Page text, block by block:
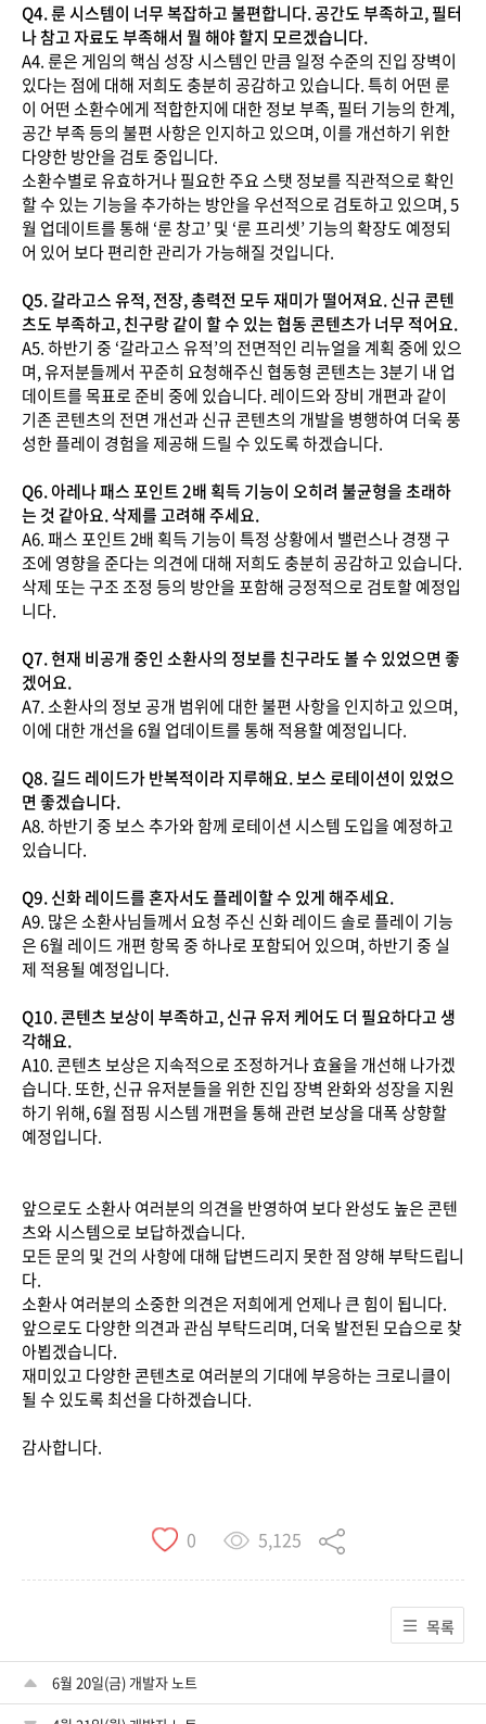
Q4. 룬 시스템이 너무 복잡하고 불편합니다. 공간도 부족하고, 필터
나 참고 자료도 부족해서 뭘 해야 할지 모르겠습니다.
A4. 룬은 게임의 핵심 성장 시스템인 만큼 일정 수준의 진입 장벽이
있다는 점에 대해 저희도 충분히 공감하고 있습니다. 특히 어떤 룬
이 어떤 소환수에게 적합한지에 대한 정보 부족, 필터 기능의 한계,
공간 부족 등의 불편 사항은 인지하고 있으며, 이를 개선하기 위한
다양한 방안을 검토 중입니다.
소환수별로 유효하거나 필요한 주요 스탯 정보를 직관적으로 확인
할 수 있는 기능을 추가하는 방안을 우선적으로 검토하고 있으며, 5
월 업데이트를 통해 ‘룬 창고’ 및 ‘룬 프리셋’ 기능의 확장도 예정되
어 있어 보다 편리한 관리가 가능해질 것입니다.
Q5. 갈라고스 유적, 전장, 총력전 모두 재미가 떨어져요. 신규 콘텐
츠도 부족하고, 친구랑 같이 할 수 있는 협동 콘텐츠가 너무 적어요.
A5. 하반기 중 ‘갈라고스 유적’의 전면적인 리뉴얼을 계획 중에 있으
며, 유저분들께서 꾸준히 요청해주신 협동형 콘텐츠는 3분기 내 업
데이트를 목표로 준비 중에 있습니다. 레이드와 장비 개편과 같이
기존 콘텐츠의 전면 개선과 신규 콘텐츠의 개발을 병행하여 더욱 풍
성한 플레이 경험을 제공해 드릴 수 있도록 하겠습니다.
Q6. 아레나 패스 포인트 2배 획득 기능이 오히려 불균형을 초래하
는 것 같아요. 삭제를 고려해 주세요.
A6. 패스 포인트 2배 획득 기능이 특정 상황에서 밸런스나 경쟁 구
조에 영향을 준다는 의견에 대해 저희도 충분히 공감하고 있습니다.
삭제 또는 구조 조정 등의 방안을 포함해 긍정적으로 검토할 예정입
니다.
Q7. 현재 비공개 중인 소환사의 정보를 친구라도 볼 수 있었으면 좋
겠어요.
A7. 소환사의 정보 공개 범위에 대한 불편 사항을 인지하고 있으며,
이에 대한 개선을 6월 업데이트를 통해 적용할 예정입니다.
Q8. 길드 레이드가 반복적이라 지루해요. 보스 로테이션이 있었으
면 좋겠습니다.
A8. 하반기 중 보스 추가와 함께 로테이션 시스템 도입을 예정하고
있습니다.
Q9. 신화 레이드를 혼자서도 플레이할 수 있게 해주세요.
A9. 많은 소환사님들께서 요청 주신 신화 레이드 솔로 플레이 기능
은 6월 레이드 개편 항목 중 하나로 포함되어 있으며, 하반기 중 실
제 적용될 예정입니다.
Q10. 콘텐츠 보상이 부족하고, 신규 유저 케어도 더 필요하다고 생
각해요.
A10. 콘텐츠 보상은 지속적으로 조정하거나 효율을 개선해 나가겠
습니다. 또한, 신규 유저분들을 위한 진입 장벽 완화와 성장을 지원
하기 위해, 6월 점핑 시스템 개편을 통해 관련 보상을 대폭 상향할
예정입니다.
앞으로도 소환사 여러분의 의견을 반영하여 보다 완성도 높은 콘텐
츠와 시스템으로 보답하겠습니다.
모든 문의 및 건의 사항에 대해 답변드리지 못한 점 양해 부탁드립니
다.
소환사 여러분의 소중한 의견은 저희에게 언제나 큰 힘이 됩니다.
앞으로도 다양한 의견과 관심 부탁드리며, 더욱 발전된 모습으로 찾
아뵙겠습니다.
재미있고 다양한 콘텐츠로 여러분의 기대에 부응하는 크로니클이
될 수 있도록 최선을 다하겠습니다.
감사합니다.
0 5,125
목록
6월 20일(금) 개발자 노트